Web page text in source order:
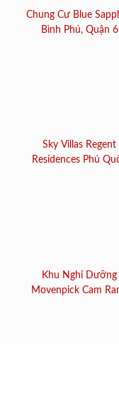
Chung Cư Blue
Bình Phú, Quận 6
Sky Villas Regent
Residences Phú
Khu Nghỉ Dưỡng
Movenpick Cam